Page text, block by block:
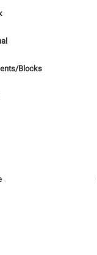
Blocks